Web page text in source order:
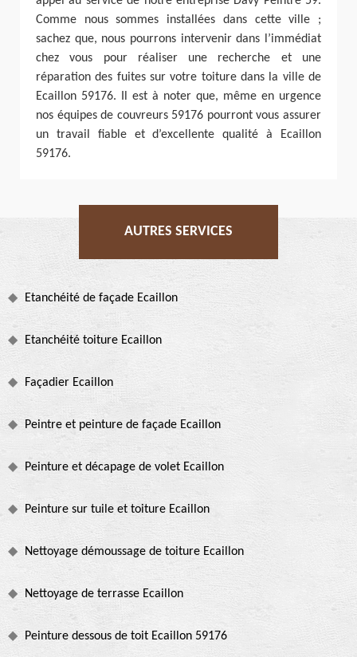
Comme nous sommes installées dans cette ville ;
sachez que, nous pourrons intervenir dans l’immédiat
chez vous pour réaliser une recherche et une
réparation des fuites sur votre toiture dans la ville de
Ecaillon 59176. Il est à noter que, même en urgence
nos équipes de couvreurs 59176 pourront vous assurer
un travail fiable et d’excellente qualité à Ecaillon
59176.
AUTRES SERVICES
Etanchéité de façade Ecaillon
Etanchéité toiture Ecaillon
Façadier Ecaillon
Peintre et peinture de façade Ecaillon
Peinture et décapage de volet Ecaillon
Peinture sur tuile et toiture Ecaillon
Nettoyage démoussage de toiture Ecaillon
Nettoyage de terrasse Ecaillon
Peinture dessous de toit Ecaillon 59176